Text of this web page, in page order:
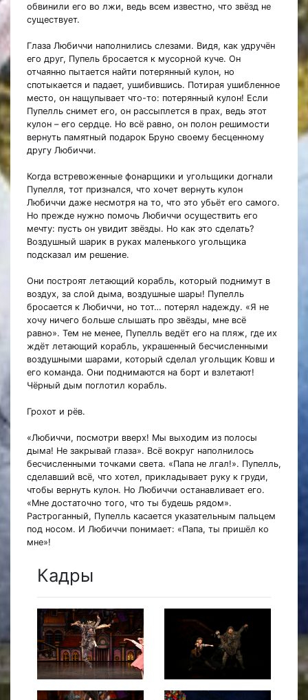
обвинили его во лжи, ведь всем известно, что звёзд не
существует.
Глаза Любиччи наполнились слезами. Видя, как удручён
его друг, Пупель бросается к мусорной куче. Он
отчаянно пытается найти потерянный кулон, но
спотыкается и падает, ушибившись. Потирая ушибленное
место, он нащупывает что-то: потерянный кулон! Если
Пупелль снимет его, он рассыплется в прах, ведь этот
кулон – его сердце. Но всё равно, он полон решимости
вернуть памятный подарок Бруно своему бесценному
другу Любиччи.
Когда встревоженные фонарщики и угольщики догнали
Пупелля, тот признался, что хочет вернуть кулон
Любиччи даже несмотря на то, что это убьёт его самого.
Но прежде нужно помочь Любиччи осуществить его
мечту: пусть он увидит звёзды. Но как это сделать?
Воздушный шарик в руках маленького угольщика
подсказал им решение.
Они построят летающий корабль, который поднимут в
воздух, за слой дыма, воздушные шары! Пупелль
бросается к Любиччи, но тот… потерял надежду. «Я не
хочу ничего больше слышать про звёзды, мне всё
равно». Тем не менее, Пупелль ведёт его на пляж, где их
ждёт летающий корабль, украшенный бесчисленными
воздушными шарами, который сделал угольщик Ковш и
его команда. Они поднимаются на борт и взлетают!
Чёрный дым поглотил корабль.
Грохот и рёв.
«Любиччи, посмотри вверх! Мы выходим из полосы
дыма! Не закрывай глаза». Всё вокруг наполнилось
бесчисленными точками света. «Папа не лгал!». Пупелль,
сделавший всё, что хотел, прикладывает руку к груди,
чтобы вернуть кулон. Но Любиччи останавливает его.
«Мне достаточно того, что ты будешь рядом».
Растроганный, Пупелль касается указательным пальцем
под носом. И Любиччи понимает: «Папа, ты пришёл ко
мне»!
Кадры